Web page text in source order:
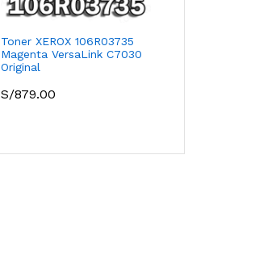
Toner XEROX 106R03735
Magenta VersaLink C7030
Original
S/879.00